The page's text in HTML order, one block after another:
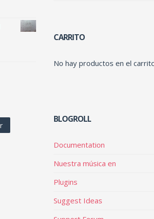
CARRITO
No hay productos en el
BLOGROLL
Documentation
Nuestra música en
Plugins
Suggest Ideas